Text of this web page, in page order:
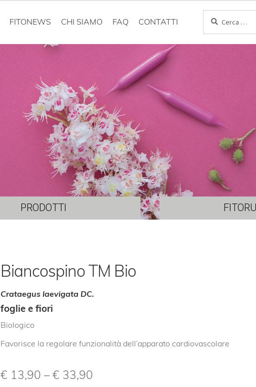
FITONEWS CHI SIAMO FAQ CONTATTI
PRODOTTI
Biancospino TM Bio
Crataegus laevigata DC.
foglie e fiori
Biologico
Favorisce la regolare funzionalità dell’apparato cardiovascolare
€ 13,90 –€ 33,90